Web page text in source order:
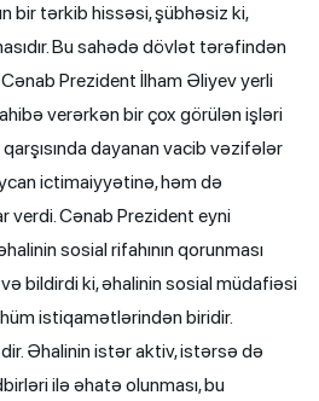
bir tərkib hissəsi, şübhəsiz ki,
Bu sahədə dövlət tərəfindən
Prezident İlham Əliyev yerli
verərkən bir çox görülən işləri
dayanan vacib vəzifələr
ictimaiyyətinə, həm də
verdi. Cənab Prezident eyni
sosial rifahının qorunması
bildirdi ki, əhalinin sosial müdafiəsi
istiqamətlərindən biridir.
Əhalinin istər aktiv, istərsə də
ilə əhatə olunması, bu